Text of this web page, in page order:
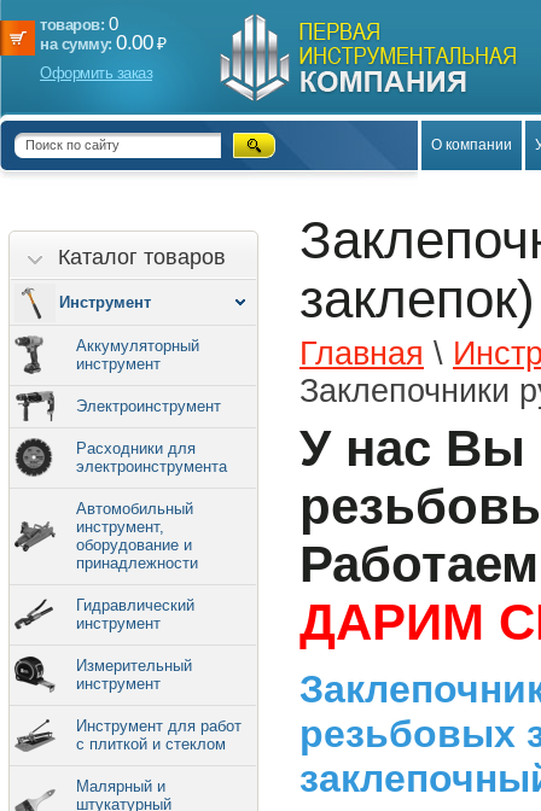
товаров: 0
на сумму: 0.00 ₽
Оформить заказ
О компании
Каталог товаров
Инструмент
Аккумуляторный
инструмент
Электроинструмент
Расходники для
электроинструмента
Автомобильный
инструмент,
оборудование и
принадлежности
Гидравлический
инструмент
Измерительный
инструмент
Инструмент для работ
с плиткой и стеклом
Малярный и
штукатурный
Главная \
Заклепочники
У нас Вы
ДАРИМ
резьбовых